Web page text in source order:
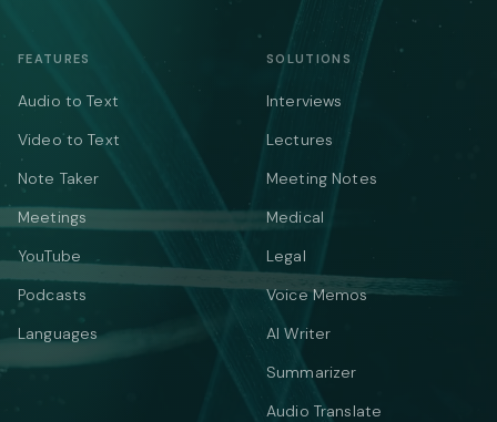
FEATURES
Audio to Text
Video to Text
Note Taker
Meetings
YouTube
Podcasts
Languages
SOLUTIONS
Interviews
Lectures
Meeting Notes
Medical
Legal
Voice Memos
AI Writer
Summarizer
Audio Translate